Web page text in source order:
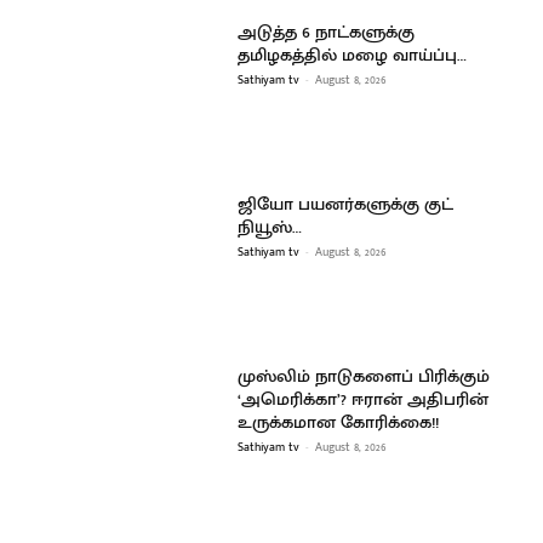
அடுத்த 6 நாட்களுக்கு
தமிழகத்தில் மழை வாய்ப்பு…
Sathiyam tv - August 8, 2026
ஜியோ பயனர்களுக்கு குட்
நியூஸ்…
Sathiyam tv - August 8, 2026
முஸ்லிம் நாடுகளைப் பிரிக்கும்
‘அமெரிக்கா’? ஈரான் அதிபரின்
உருக்கமான கோரிக்கை!!
Sathiyam tv - August 8, 2026